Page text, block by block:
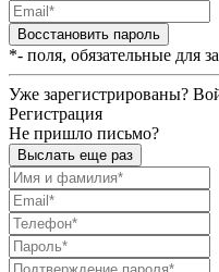
Восстановить пароль
*- поля, обязательные для
Уже зарегистрированы?
Регистрация
Не пришло письмо?
Выслать еще раз